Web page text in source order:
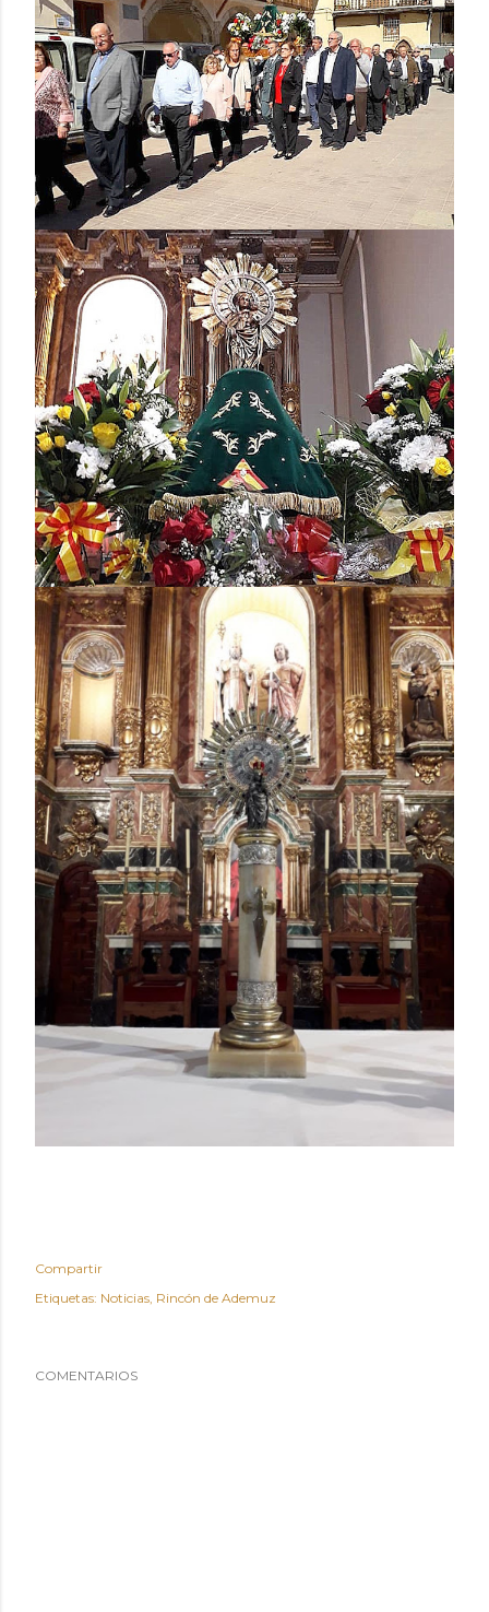
Compartir
Etiquetas: Noticias Rincón de Ademuz
COMENTARIOS